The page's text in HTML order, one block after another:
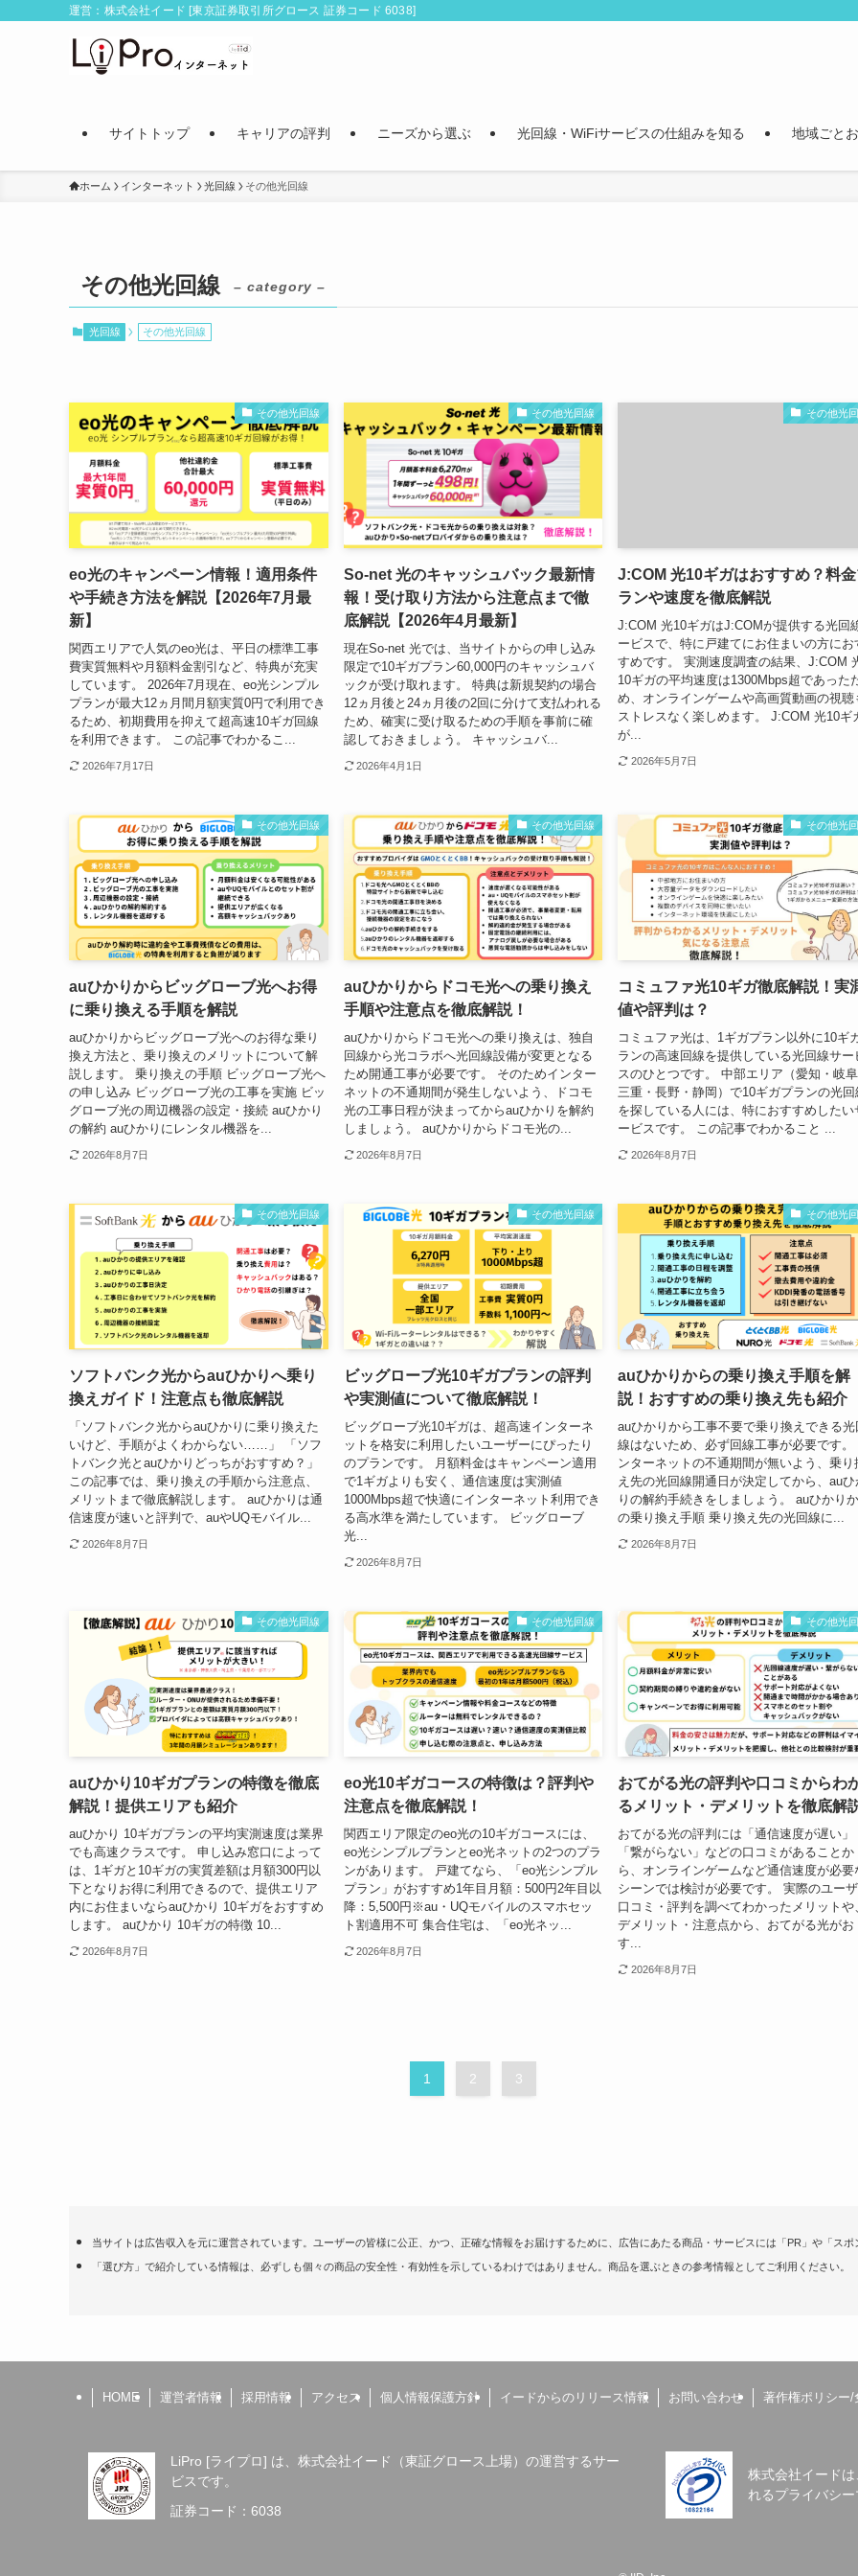
運営：株式会社イード [東京証券取引所グロース 証券コード 6038]
サイトトップ キャリアの評判 ニーズから選ぶ 光回線・WiFiサービスの仕組みを知る 地域ごと
ホーム インターネット 光回線 その他光回線
その他光回線 – category –
光回線 その他光回線
その他光回線
eo光のキャンペーン情報！適用条件
や手続き方法を解説【2026年7月最
新】
関西エリアで人気のeo光は、平日の標準工事
費実質無料や月額料金割引など、特典が充実
しています。 2026年7月現在、eo光シンプル
プランが最大12ヵ月間月額実質0円で利用でき
るため、初期費用を抑えて超高速10ギガ回線
を利用できます。 この記事でわかるこ...
2026年7月17日
その他光回線
So-net 光のキャッシュバック最新情
報！受け取り方法から注意点まで徹
底解説【2026年4月最新】
現在So-net 光では、当サイトからの申し込み
限定で10ギガプラン60,000円のキャッシュバ
ックが受け取れます。 特典は新規契約の場合
12ヵ月後と24ヵ月後の2回に分けて支払われる
ため、確実に受け取るための手順を事前に確
認しておきましょう。 キャッシュバ...
2026年4月1日
その他光
J:COM 光10ギガはおすすめ？料
ランや速度を徹底解説
J:COM 光10ギガはJ:COMが提供する光回
ービスで、特に戸建てにお住まいの方にお
すめです。 実測速度調査の結果、J:COM
10ギガの平均速度は1300Mbps超であった
め、オンラインゲームや高画質動画の視聴
ストレスなく楽しめます。 J:COM 光10ギ
が...
2026年5月7日
その他光回線
auひかりからビッグローブ光へお得
に乗り換える手順を解説
auひかりからビッグローブ光へのお得な乗り
換え方法と、乗り換えのメリットについて解
説します。 乗り換えの手順 ビッグローブ光へ
の申し込み ビッグローブ光の工事を実施 ビッ
グローブ光の周辺機器の設定・接続 auひかり
の解約 auひかりにレンタル機器を...
2026年8月7日
その他光回線
auひかりからドコモ光への乗り換え
手順や注意点を徹底解説！
auひかりからドコモ光への乗り換えは、独自
回線から光コラボへ光回線設備が変更となる
ため開通工事が必要です。 そのためインター
ネットの不通期間が発生しないよう、ドコモ
光の工事日程が決まってからauひかりを解約
しましょう。 auひかりからドコモ光の...
2026年8月7日
その他光
コミュファ光10ギガ徹底解説！実
値や評判は？
コミュファ光は、1ギガプラン以外に10ギ
ランの高速回線を提供している光回線サー
スのひとつです。 中部エリア（愛知・岐阜
三重・長野・静岡）で10ギガプランの光回
を探している人には、特におすすめしたい
ービスです。 この記事でわかること ...
2026年8月7日
その他光回線
ソフトバンク光からauひかりへ乗り
換えガイド！注意点も徹底解説
「ソフトバンク光からauひかりに乗り換えた
いけど、手順がよくわからない……」 「ソフ
トバンク光とauひかりどっちがおすすめ？」
この記事では、乗り換えの手順から注意点、
メリットまで徹底解説します。 auひかりは通
信速度が速いと評判で、auやUQモバイル...
2026年8月7日
その他光回線
ビッグローブ光10ギガプランの評判
や実測値について徹底解説！
ビッグローブ光10ギガは、超高速インターネ
ットを格安に利用したいユーザーにぴったり
のプランです。 月額料金はキャンペーン適用
で1ギガよりも安く、通信速度は実測値
1000Mbps超で快適にインターネット利用でき
る高水準を満たしています。 ビッグローブ
光...
2026年8月7日
その他光
auひかりからの乗り換え手順を解
説！おすすめの乗り換え先も紹介
auひかりから工事不要で乗り換えできる光
線はないため、必ず回線工事が必要です。
ンターネットの不通期間が無いよう、乗り
え先の光回線開通日が決定してから、auひ
りの解約手続きをしましょう。 auひかり
の乗り換え手順 乗り換え先の光回線に...
2026年8月7日
その他光回線
auひかり10ギガプランの特徴を徹底
解説！提供エリアも紹介
auひかり 10ギガプランの平均実測速度は業界
でも高速クラスです。 申し込み窓口によって
は、1ギガと10ギガの実質差額は月額300円以
下となりお得に利用できるので、提供エリア
内にお住まいならauひかり 10ギガをおすすめ
します。 auひかり 10ギガの特徴 10...
2026年8月7日
その他光回線
eo光10ギガコースの特徴は？評判や
注意点を徹底解説！
関西エリア限定のeo光の10ギガコースには、
eo光シンプルプランとeo光ネットの2つのプラ
ンがあります。 戸建てなら、「eo光シンプル
プラン」がおすすめ1年目月額：500円2年目以
降：5,500円※au・UQモバイルのスマホセッ
ト割適用不可 集合住宅は、「eo光ネッ...
2026年8月7日
その他光
おてがる光の評判や口コミからわ
るメリット・デメリットを徹底解
おてがる光の評判には「通信速度が遅い」
「繋がらない」などの口コミがあることか
ら、オンラインゲームなど通信速度が必要
シーンでは検討が必要です。 実際のユー
口コミ・評判を調べてわかったメリットや
デメリット・注意点から、おてがる光がお
す...
2026年8月7日
1 2 3
当サイトは広告収入を元に運営されています。ユーザーの皆様に公正、かつ、正確な情報をお届けするために、広告にあたる商品・サービスには「PR」や「ス
「選び方」で紹介している情報は、必ずしも個々の商品の安全性・有効性を示しているわけではありません。商品を選ぶときの参考情報としてご利用ください。
HOME 運営者情報 採用情報 アクセス 個人情報保護方針 イードからのリリース情報 お問い合わせ 著作権ポリシー/
LiPro [ライプロ] は、株式会社イード（東証グロース上場）の運営するサー
ビスです。
証券コード：6038
株式会社イード
れるプライバシー